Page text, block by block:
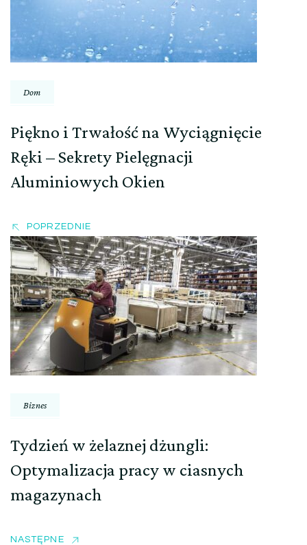
Dom
Piękno i Trwałość na Wyciągnięcie
Ręki – Sekrety Pielęgnacji
Aluminiowych Okien
POPRZEDNIE
Biznes
Tydzień w żelaznej dżungli:
Optymalizacja pracy w ciasnych
magazynach
NASTĘPNE